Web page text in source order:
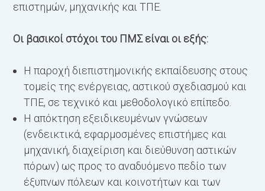
επιστημών, μηχανικής και ΤΠΕ.
Οι βασικοί στόχοι του ΠΜΣ είναι οι εξής:
H παροχή διεπιστημονικής εκπαίδευσης στους
τομείς της ενέργειας, αστικού σχεδιασμού και
ΤΠΕ, σε τεχνικό και μεθοδολογικό επίπεδο.
Η απόκτηση εξειδικευμένων γνώσεων
(ενδεικτικά, εφαρμοσμένες επιστήμες και
μηχανική, διαχείριση και διεύθυνση αστικών
πόρων) ως προς το αναδυόμενο πεδίο των
έξυπνων πόλεων και κοινοτήτων και των